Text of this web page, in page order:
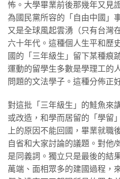
怖。大學畢業前後那幾年又見
為國民黨所容的「自由中國」
又是全球風起雲湧（只有台灣
六十年代。這種個人生平和歷
國的「三年級生」留下某種痕
運動的留學生多數是學理工的
問題的文法學子。這種分佈正
對這批「三年級生」的鮭魚來
或改造，和學而居留的「學留
上的原因不能回國，畢業就職
自省和大家討論的議題。對他/
是同義詞。獨立只是最後的結
萬端、面相眾多的建國過程，